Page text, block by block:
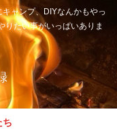
ャンプ、DIYなんかもやっ
りたい事がいっぱいありま
ち